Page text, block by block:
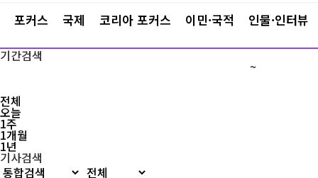
포커스 국제 코리아 포커스 이민·국적 인물·인터뷰
기간검색
~
전체
오늘
1주
1개월
1년
기사검색